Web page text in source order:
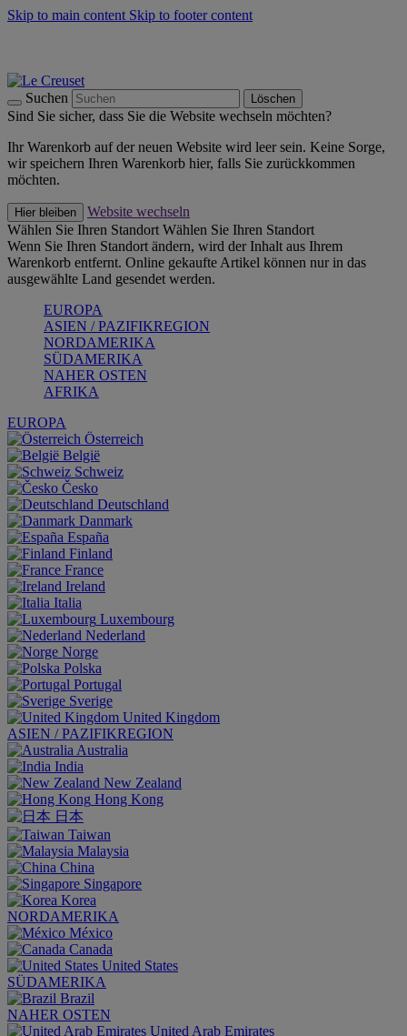
Skip to main content Skip to footer content
Suchen Löschen
Sind Sie sicher, dass Sie die Website wechseln möchten?
Ihr Warenkorb auf der neuen Website wird leer sein. Keine Sorge,
wir speichern Ihren Warenkorb hier, falls Sie zurückkommen
möchten.
Hier bleiben
Website wechseln
Wählen Sie Ihren Standort Wählen Sie Ihren Standort
Wenn Sie Ihren Standort ändern, wird der Inhalt aus Ihrem
Warenkorb entfernt. Online gekaufte Artikel können nur in das
ausgewählte Land gesendet werden.
EUROPA
ASIEN / PAZIFIKREGION
NORDAMERIKA
SÜDAMERIKA
NAHER OSTEN
AFRIKA
EUROPA
Österreich
België
Schweiz
Česko
Deutschland
Danmark
España
Finland
France
Ireland
Italia
Luxembourg
Nederland
Norge
Polska
Portugal
Sverige
United Kingdom
ASIEN / PAZIFIKREGION
Australia
India
New Zealand
Hong Kong
日本
Taiwan
Malaysia
China
Singapore
Korea
NORDAMERIKA
México
Canada
United States
SÜDAMERIKA
Brazil
NAHER OSTEN
United Arab Emirates